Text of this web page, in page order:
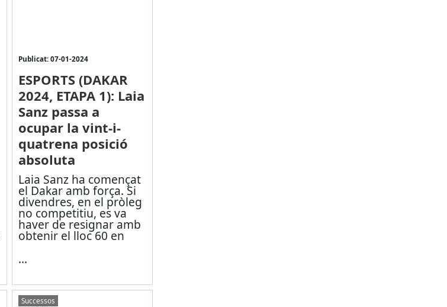
Publicat: 07-01-2024
ESPORTS (DAKAR
2024, ETAPA 1): Laia
Sanz passa a
ocupar la vint-i-
quatrena posició
absoluta
Laia Sanz ha començat
el Dakar amb força. Si
divendres, en el pròleg
no competitiu, es va
haver de resignar amb
obtenir el lloc 60 en
...
Successos